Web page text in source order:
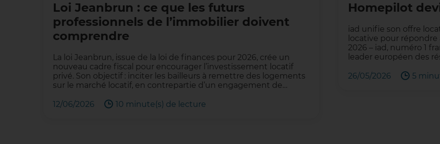
Loi Jeanbrun : ce que les futurs
professionnels de l’immobilier doivent
comprendre
La loi Jeanbrun, issue de la loi de finances pour 2026, crée un
nouveau cadre fiscal pour encourager l’investissement locatif
privé. Son objectif : inciter les bailleurs à remettre des logements
sur le marché locatif, en contrepartie d’un engagement de…
12/06/2026 10 minute(s) de lecture
Homepilot
iad unifie son offre
locative pour répondre
2026 – iad, numéro 1
leader européen des
26/05/2026 5